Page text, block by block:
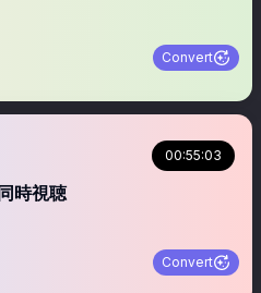
Convert
る【ドラマ特区公式】毎週木曜放送
00:55:03
時視聴
Convert